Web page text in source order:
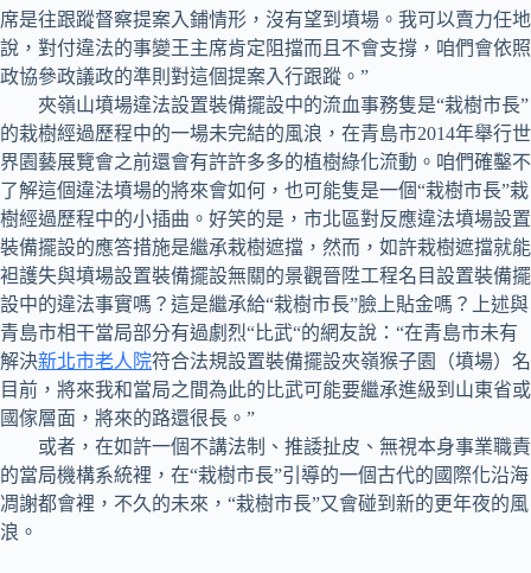
席是往跟蹤督察提案入鋪情形，沒有望到墳場。我可以賣力任地
說，對付違法的事變王主席肯定阻擋而且不會支撐，咱們會依照
政協參政議政的準則對這個提案入行跟蹤。”
夾嶺山墳場違法設置裝備擺設中的流血事務隻是“栽樹市長”
的栽樹經過歷程中的一場未完結的風浪，在青島市2014年舉行世
界園藝展覽會之前還會有許許多多的植樹綠化流動。咱們確鑿不
了解這個違法墳場的將來會如何，也可能隻是一個“栽樹市長”栽
樹經過歷程中的小插曲。好笑的是，市北區對反應違法墳場設置
裝備擺設的應答措施是繼承栽樹遮擋，然而，如許栽樹遮擋就能
袒護失與墳場設置裝備擺設無關的景觀晉陞工程名目設置裝備擺
設中的違法事實嗎？這是繼承給“栽樹市長”臉上貼金嗎？上述與
青島市相干當局部分有過劇烈“比武“的網友說：“在青島市未有
解決新北市老人院符合法規設置裝備擺設夾嶺猴子園（墳場）名
目前，將來我和當局之間為此的比武可能要繼承進級到山東省或
國傢層面，將來的路還很長。”
或者，在如許一個不講法制、推諉扯皮、無視本身事業職責
的當局機構系統裡，在“栽樹市長”引導的一個古代的國際化沿海
凋謝都會裡，不久的未來，“栽樹市長”又會碰到新的更年夜的風
浪。